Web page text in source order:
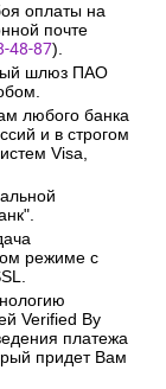
оплаты на
почте
48-87).
шлюз ПАО
любого банка
и в строгом
Visa,
режиме с
Verified By
платежа
придет Вам